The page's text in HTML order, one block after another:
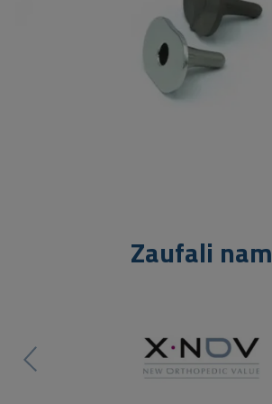
Zaufali nam